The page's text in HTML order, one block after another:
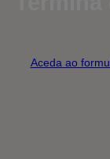
Aceda ao